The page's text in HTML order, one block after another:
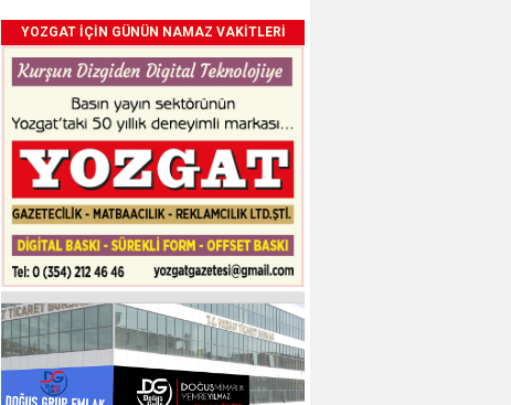
YOZGAT İÇİN GÜNÜN NAMAZ VAKİTLERİ